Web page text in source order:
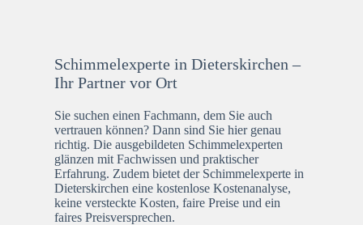
Schimmelexperte in Dieterskirchen –
Ihr Partner vor Ort
Sie suchen einen Fachmann, dem Sie auch
vertrauen können? Dann sind Sie hier genau
richtig. Die ausgebildeten Schimmelexperten
glänzen mit Fachwissen und praktischer
Erfahrung. Zudem bietet der Schimmelexperte in
Dieterskirchen eine kostenlose Kostenanalyse,
keine versteckte Kosten, faire Preise und ein
faires Preisversprechen.